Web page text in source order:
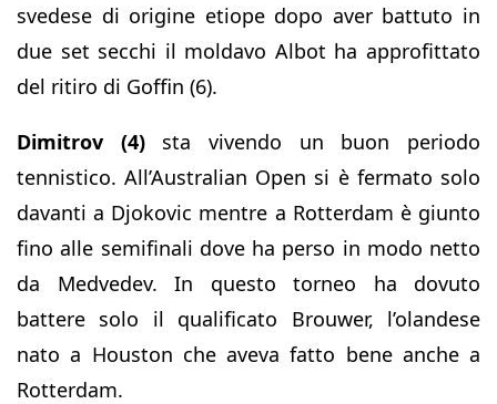
svedese di origine etiope dopo aver battuto in
due set secchi il moldavo Albot ha approfittato
del ritiro di Goffin (6).
Dimitrov (4)sta vivendo un buon periodo
tennistico. All’Australian Open si è fermato solo
davanti a Djokovic mentre a Rotterdam è giunto
fino alle semifinali dove ha perso in modo netto
da Medvedev. In questo torneo ha dovuto
battere solo il qualificato Brouwer, l’olandese
nato a Houston che aveva fatto bene anche a
Rotterdam.